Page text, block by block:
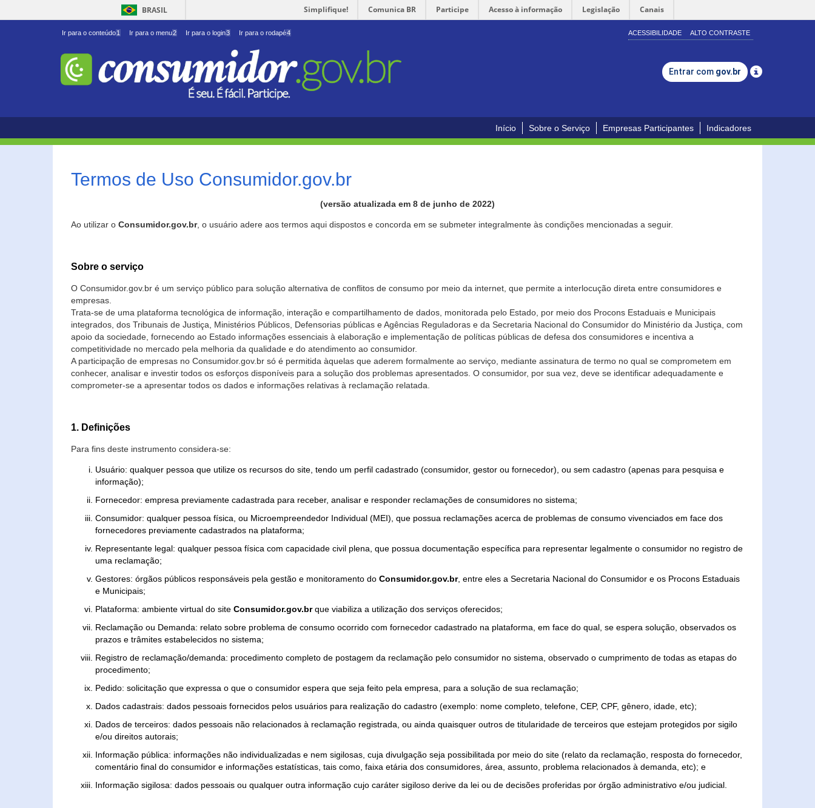
BRASIL Simplifique! Comunica BR Participe Acesso à informação Legislação Canais
Ir para o conteúdo1 Ir para o menu2 Ir para o login3 Ir para o rodapé4 ACESSIBILIDADE ALTO CONTRASTE
Entrar com gov.br
Início Sobre o Serviço Empresas Participantes Indicadores
Termos de Uso Consumidor.gov.br
(versão atualizada em 8 de junho de 2022)
Ao utilizar o Consumidor.gov.br, o usuário adere aos termos aqui dispostos e concorda em se submeter integralmente às condições mencionadas a seguir.
Sobre o serviço
O Consumidor.gov.br é um serviço público para solução alternativa de conflitos de consumo por meio da internet, que permite a interlocução direta entre consumidores e
empresas.
Trata-se de uma plataforma tecnológica de informação, interação e compartilhamento de dados, monitorada pelo Estado, por meio dos Procons Estaduais e Municipais
integrados, dos Tribunais de Justiça, Ministérios Públicos, Defensorias públicas e Agências Reguladoras e da Secretaria Nacional do Consumidor do Ministério da Justiça, com
apoio da sociedade, fornecendo ao Estado informações essenciais à elaboração e implementação de políticas públicas de defesa dos consumidores e incentiva a
competitividade no mercado pela melhoria da qualidade e do atendimento ao consumidor.
A participação de empresas no Consumidor.gov.br só é permitida àquelas que aderem formalmente ao serviço, mediante assinatura de termo no qual se comprometem em
conhecer, analisar e investir todos os esforços disponíveis para a solução dos problemas apresentados. O consumidor, por sua vez, deve se identificar adequadamente e
comprometer-se a apresentar todos os dados e informações relativas à reclamação relatada.
1. Definições
Para fins deste instrumento considera-se:
Usuário: qualquer pessoa que utilize os recursos do site, tendo um perfil cadastrado (consumidor, gestor ou fornecedor), ou sem cadastro (apenas para pesquisa e
informação);
Fornecedor: empresa previamente cadastrada para receber, analisar e responder reclamações de consumidores no sistema;
Consumidor: qualquer pessoa física, ou Microempreendedor Individual (MEI), que possua reclamações acerca de problemas de consumo vivenciados em face dos
fornecedores previamente cadastrados na plataforma;
Representante legal: qualquer pessoa física com capacidade civil plena, que possua documentação específica para representar legalmente o consumidor no registro de
uma reclamação;
Gestores: órgãos públicos responsáveis pela gestão e monitoramento do Consumidor.gov.br, entre eles a Secretaria Nacional do Consumidor e os Procons Estaduais
e Municipais;
Plataforma: ambiente virtual do site Consumidor.gov.brque viabiliza a utilização dos serviços oferecidos;
Reclamação ou Demanda: relato sobre problema de consumo ocorrido com fornecedor cadastrado na plataforma, em face do qual, se espera solução, observados os
prazos e trâmites estabelecidos no sistema;
Registro de reclamação/demanda: procedimento completo de postagem da reclamação pelo consumidor no sistema, observado o cumprimento de todas as etapas do
procedimento;
Pedido: solicitação que expressa o que o consumidor espera que seja feito pela empresa, para a solução de sua reclamação;
Dados cadastrais: dados pessoais fornecidos pelos usuários para realização do cadastro (exemplo: nome completo, telefone, CEP, CPF, gênero, idade, etc);
Dados de terceiros: dados pessoais não relacionados à reclamação registrada, ou ainda quaisquer outros de titularidade de terceiros que estejam protegidos por sigilo
e/ou direitos autorais;
Informação pública: informações não individualizadas e nem sigilosas, cuja divulgação seja possibilitada por meio do site (relato da reclamação, resposta do fornecedor,
comentário final do consumidor e informações estatísticas, tais como, faixa etária dos consumidores, área, assunto, problema relacionados à demanda, etc); e
Informação sigilosa: dados pessoais ou qualquer outra informação cujo caráter sigiloso derive da lei ou de decisões proferidas por órgão administrativo e/ou judicial.